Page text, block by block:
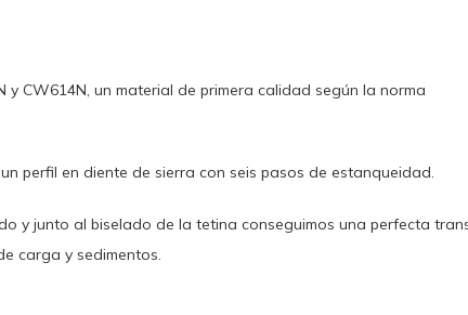
CW614N, un material de primera calidad según la norma
perfil en diente de sierra con seis pasos de estanqueidad.
y junto al biselado de la tetina conseguimos una perfecta
carga y sedimentos.